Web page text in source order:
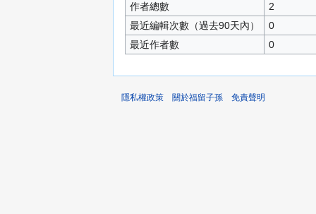
作者總數
2
最近編輯次數（過去90天內）
0
最近作者數
0
隱私權政策 關於福留子孫 免責聲明